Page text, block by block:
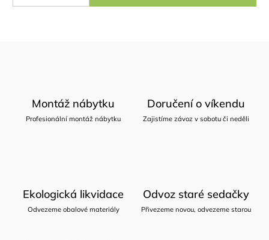
Montáž nábytku
Profesionální montáž nábytku
Doručení o víkendu
Zajistíme závoz v sobotu či neděli
Ekologická likvidace
Odvezeme obalové materiály
Odvoz staré sedačky
Přivezeme novou, odvezeme starou